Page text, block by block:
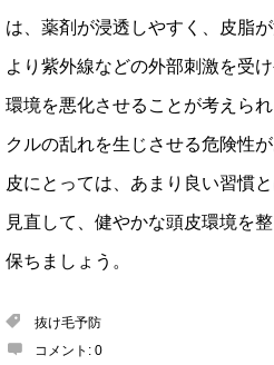
は、薬剤が浸透しやすく、皮脂
より紫外線などの外部刺激を受
環境を悪化させることが考えら
クルの乱れを生じさせる危険性
皮にとっては、あまり良い習慣
見直して、健やかな頭皮環境を
保ちましょう。
抜け毛予防
コメント: 0